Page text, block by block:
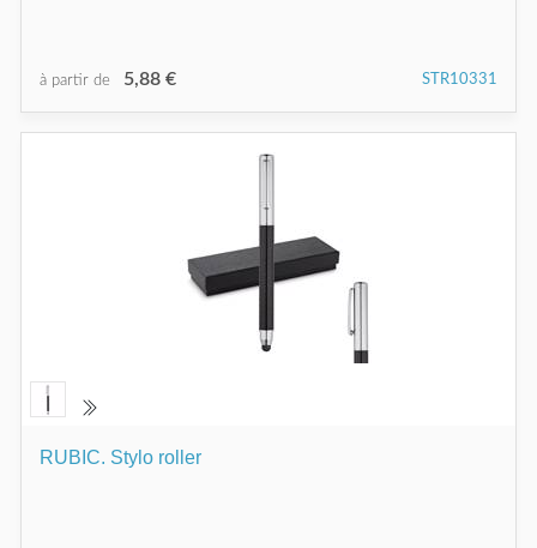
à partir de 5,88 € STR10331
RUBIC. Stylo roller